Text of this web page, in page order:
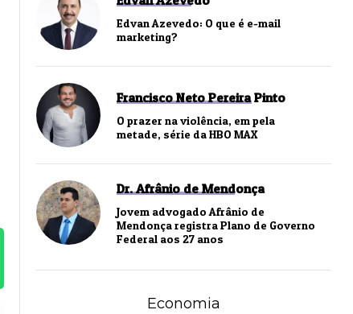
Edvan Azevedo: O que é e-mail
marketing?
Francisco Neto Pereira Pinto
O prazer na violência, em pela
metade, série da HBO MAX
Dr. Afrânio de Mendonça
Jovem advogado Afrânio de
Mendonça registra Plano de Governo
Federal aos 27 anos
Economia